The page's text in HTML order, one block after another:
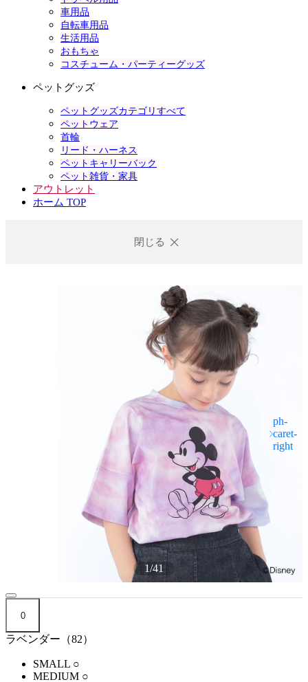
車用品
自転車用品
生活用品
おもちゃ
コスチューム・パーティーグッズ
ペットグッズ
ペットグッズカテゴリすべて
ペットウェア
首輪
リード・ハーネス
ペットキャリーバック
ペット雑貨・家具
アウトレット
ホーム TOP
閉じる
1/41
0
ラベンダー（82）
SMALL ○
MEDIUM ○